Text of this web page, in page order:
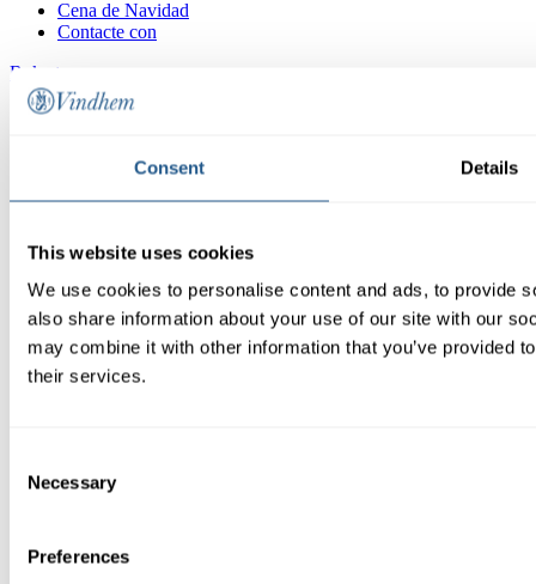
Consent Details
This website uses cookies
We use cookies to personalise content and ads, to provide
also share information about your use of our site with our
may combine it with other information that you’ve provided
their services.
Selection
Necessary
Preferences
Cena de Navidad
Contacte con
Boka tur